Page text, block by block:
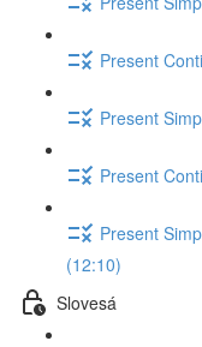
Present
Present
Present
Present
(12:10)
Slovesá